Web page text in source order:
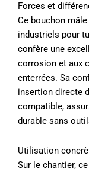
Forces et
Ce bouchon
industriels pour
confère une
corrosion et aux
enterrées. Sa
insertion directe
compatible,
durable sans
Utilisation
Sur le chantier,